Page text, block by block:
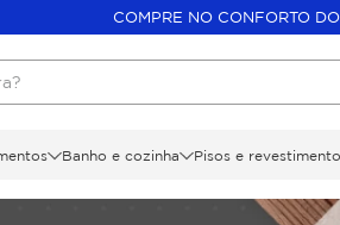
COMPRE NO CONFORTO
Banho e cozinha Pisos e